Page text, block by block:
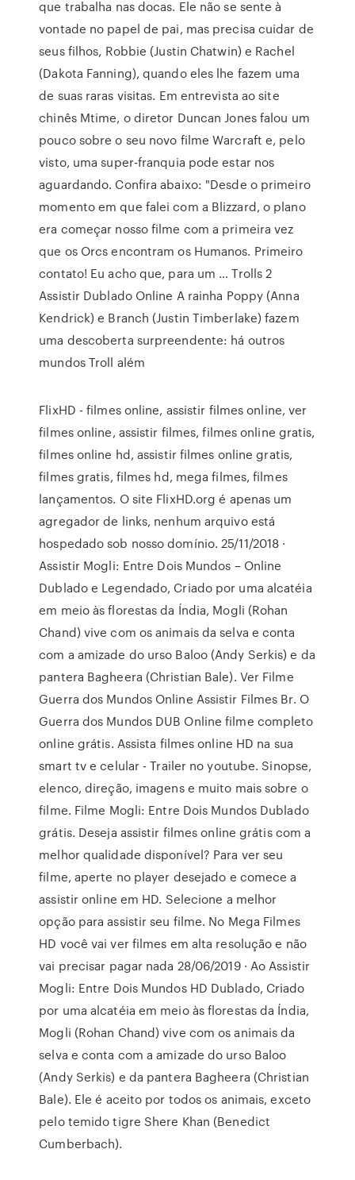
que trabalha nas docas. Ele não se sente à
vontade no papel de pai, mas precisa cuidar de
seus filhos, Robbie (Justin Chatwin) e Rachel
(Dakota Fanning), quando eles lhe fazem uma
de suas raras visitas. Em entrevista ao site
chinês Mtime, o diretor Duncan Jones falou um
pouco sobre o seu novo filme Warcraft e, pelo
visto, uma super-franquia pode estar nos
aguardando. Confira abaixo: "Desde o primeiro
momento em que falei com a Blizzard, o plano
era começar nosso filme com a primeira vez
que os Orcs encontram os Humanos. Primeiro
contato! Eu acho que, para um … Trolls 2
Assistir Dublado Online A rainha Poppy (Anna
Kendrick) e Branch (Justin Timberlake) fazem
uma descoberta surpreendente: há outros
mundos Troll além
FlixHD - filmes online, assistir filmes online, ver
filmes online, assistir filmes, filmes online gratis,
filmes online hd, assistir filmes online gratis,
filmes gratis, filmes hd, mega filmes, filmes
lançamentos. O site FlixHD.org é apenas um
agregador de links, nenhum arquivo está
hospedado sob nosso domínio. 25/11/2018 ·
Assistir Mogli: Entre Dois Mundos – Online
Dublado e Legendado, Criado por uma alcatéia
em meio às florestas da Índia, Mogli (Rohan
Chand) vive com os animais da selva e conta
com a amizade do urso Baloo (Andy Serkis) e da
pantera Bagheera (Christian Bale). Ver Filme
Guerra dos Mundos Online Assistir Filmes Br. O
Guerra dos Mundos DUB Online filme completo
online grátis. Assista filmes online HD na sua
smart tv e celular - Trailer no youtube. Sinopse,
elenco, direção, imagens e muito mais sobre o
filme. Filme Mogli: Entre Dois Mundos Dublado
grátis. Deseja assistir filmes online grátis com a
melhor qualidade disponível? Para ver seu
filme, aperte no player desejado e comece a
assistir online em HD. Selecione a melhor
opção para assistir seu filme. No Mega Filmes
HD você vai ver filmes em alta resolução e não
vai precisar pagar nada 28/06/2019 · Ao Assistir
Mogli: Entre Dois Mundos HD Dublado, Criado
por uma alcatéia em meio às florestas da Índia,
Mogli (Rohan Chand) vive com os animais da
selva e conta com a amizade do urso Baloo
(Andy Serkis) e da pantera Bagheera (Christian
Bale). Ele é aceito por todos os animais, exceto
pelo temido tigre Shere Khan (Benedict
Cumberbach).